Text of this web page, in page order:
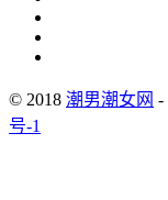
© 2018 潮男潮女网 -
号-1